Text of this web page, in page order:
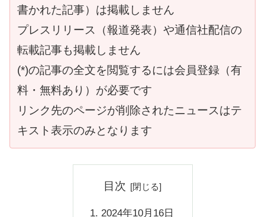
書かれた記事）は掲載しません
プレスリリース（報道発表）や通信社配信の
転載記事も掲載しません
(*)の記事の全文を閲覧するには会員登録（有
料・無料あり）が必要です
リンク先のページが削除されたニュースはテ
キスト表示のみとなります
目次
2024年10月16日